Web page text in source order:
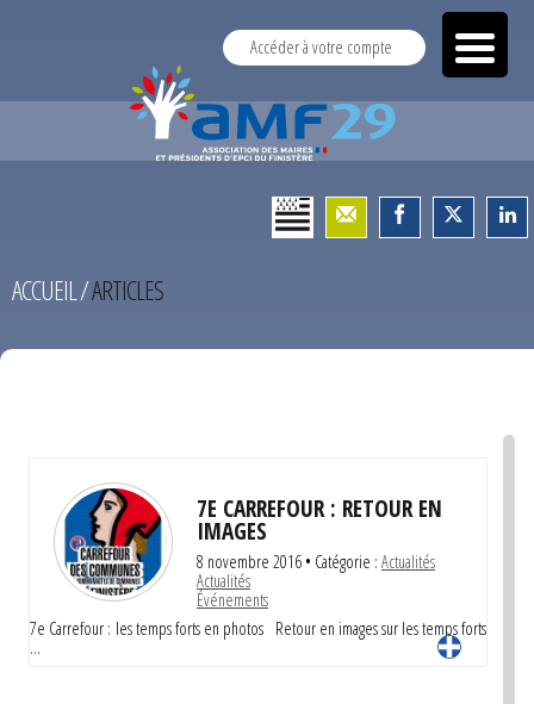
Accéder à votre compte
ACCUEIL/ARTICLES
7E CARREFOUR : RETOUR EN
IMAGES
8 novembre 2016 • Catégorie : Actualités
Actualités
Événements
7e Carrefour : les temps forts en photos Retour en images sur les temps forts
…